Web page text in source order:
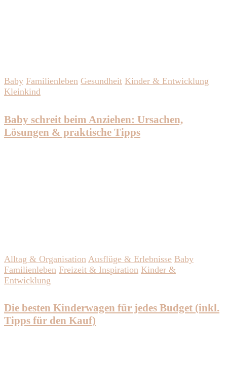
Baby Familienleben Gesundheit Kinder & Entwicklung
Kleinkind
Baby schreit beim Anziehen: Ursachen,
Lösungen & praktische Tipps
Alltag & Organisation Ausflüge & Erlebnisse Baby
Familienleben Freizeit & Inspiration Kinder &
Entwicklung
Die besten Kinderwagen für jedes Budget (inkl.
Tipps für den Kauf)